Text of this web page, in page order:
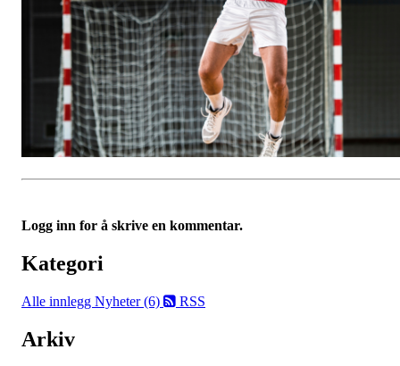
Logg inn for å skrive en kommentar.
Kategori
Alle innlegg Nyheter (6) RSS
Arkiv